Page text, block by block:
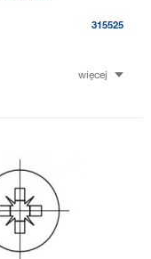
315525
więcej